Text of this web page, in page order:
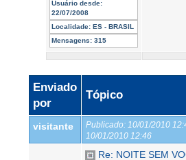
Usuário desde:
22/07/2008
Localidade: ES - BRASIL
Mensagens: 315
Enviado
por
Tópico
visitante Publicado: 10/01/2010
10/01/2010 12:46
Re: NOITE SEM